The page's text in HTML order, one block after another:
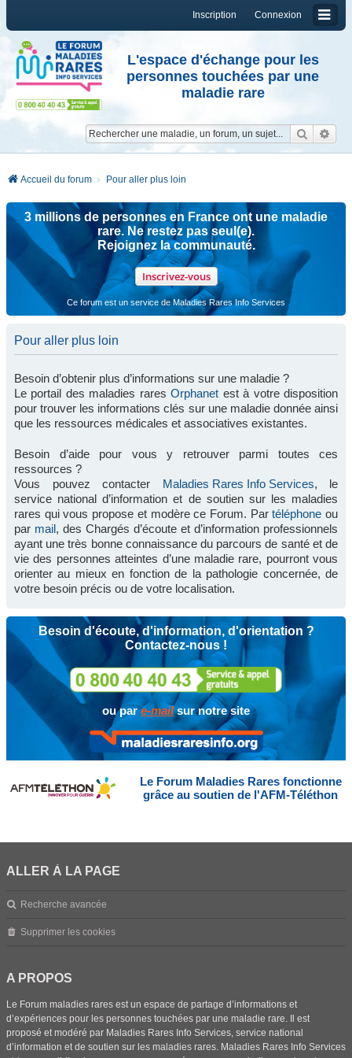
Connexion
Inscription
L'espace d'échange pour les
personnes touchées par une
maladie rare
Accueil du forum Pour aller plus loin
3 millions de personnes en France ont une maladie
rare. Ne restez pas seul(e).
Rejoignez la communauté.
Inscrivez-vous
Ce forum est un service de Maladies Rares Info Services
Pour aller plus loin
Besoin d’obtenir plus d’informations sur une maladie ?
Le portail des maladies raresOrphanet est à votre disposition
pour trouver les informations clés sur une maladie donnée ainsi
que les ressources médicales et associatives existantes.
Besoin d’aide pour vous y retrouver parmi toutes ces
ressources ?
Vous pouvez contacter Maladies Rares Info Services, le
service national d’information et de soutien sur les maladies
rares qui vous propose et modère ce Forum. Partéléphone ou
par mail, des Chargés d’écoute et d’information professionnels
ayant une très bonne connaissance du parcours de santé et de
vie des personnes atteintes d’une maladie rare, pourront vous
orienter au mieux en fonction de la pathologie concernée, de
votre besoin précis ou de votre localisation.
Besoin d'écoute, d'information, d'orientation ?
Contactez-nous !
ou pare-mailsur notre site
Le Forum Maladies Rares fonctionne
grâce au soutien de l'AFM-Téléthon
ALLER À LA PAGE
Recherche avancée
Supprimer les cookies
A PROPOS
Le Forum maladies rares est un espace de partage d’informations et
d’expériences pour les personnes touchées par une maladie rare. Il est
proposé et modéré par Maladies Rares Info Services, service national
d’information et de soutien sur les maladies rares. Maladies Rares Info Services